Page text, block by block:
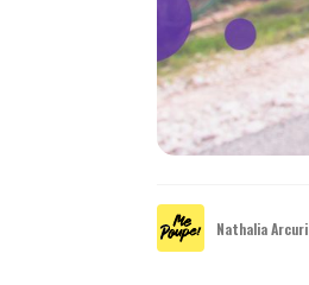
Nathalia Arcuri